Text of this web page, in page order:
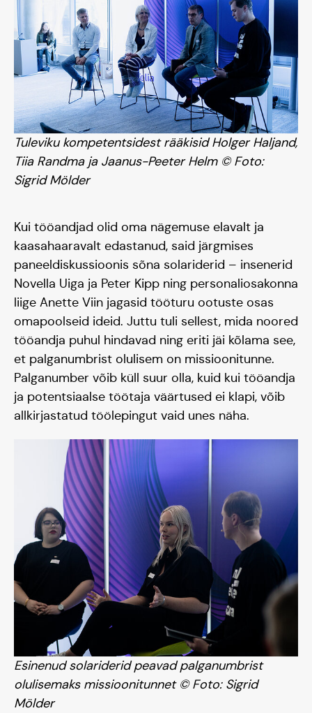
Tiim
Liitu
Tuleviku kompetentsidest rääkisid Holger Haljand,
Tiia Randma ja Jaanus-Peeter Helm © Foto:
Sigrid Mölder
Kui tööandjad olid oma nägemuse elavalt ja
kaasahaaravalt edastanud, said järgmises
paneeldiskussioonis sõna solariderid – insenerid
Novella Uiga ja Peter Kipp ning personaliosakonna
liige Anette Viin jagasid tööturu ootuste osas
omapoolseid ideid. Juttu tuli sellest, mida noored
tööandja puhul hindavad ning eriti jäi kõlama see,
et palganumbrist olulisem on missioonitunne.
Palganumber võib küll suur olla, kuid kui tööandja
ja potentsiaalse töötaja väärtused ei klapi, võib
allkirjastatud töölepingut vaid unes näha.
Esinenud solariderid peavad palganumbrist
olulisemaks missioonitunnet © Foto: Sigrid
Mölder